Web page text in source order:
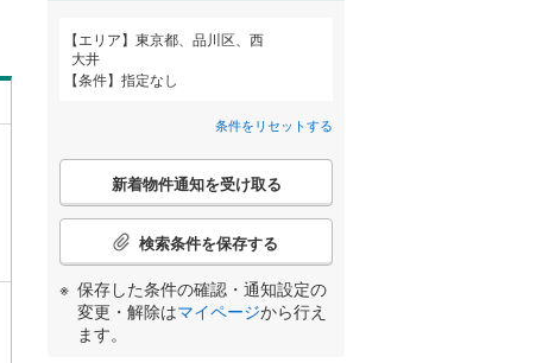
エリア
東京都、品川区、西
大井
条件
指定なし
条件をリセットする
こ
検
条
件
新着物件通知を受け取る
検索条件を保存する
保存した条件の確認・通知設定の
変更・解除はマイページから行え
ます。
鹿児島 沖縄
(34)
町田市(167)
日野市(51)
国立市 ( 9)
山形新幹線(0)
東海道新幹線(0
東京メトロ丸ノ内方南支線 ( 0)
東京メトロ千代田線(0)
東京メトロ南北線(0)
都営三田線(0)
）
3階建て以上（2）
小学校まで1km以内（1）